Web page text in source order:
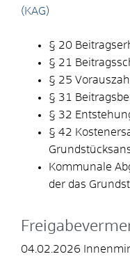
(KAG)
§ 20
§ 21
§ 25
§ 31
§ 32
§ 42
Kommunale
der das
04.02.2026